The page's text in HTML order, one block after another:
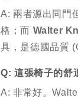
A: 兩者源出同門
格；而 Walter
具，是德國品質
Q: 這張椅子的舒
A: 非常好。